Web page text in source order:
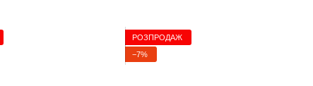
РОЗПРОДАЖ
−7%